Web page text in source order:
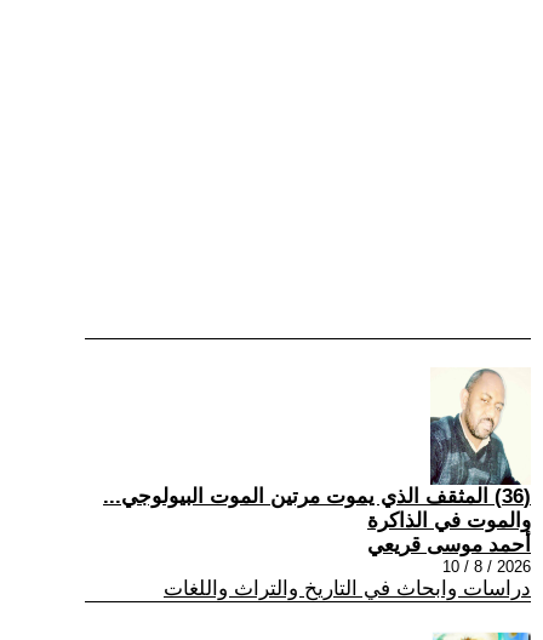
(36) المثقف الذي يموت مرتين الموت البيولوجي...
والموت في الذاكرة
أحمد موسى قريعي
2026 / 8 / 10
دراسات وابحاث في التاريخ والتراث واللغات